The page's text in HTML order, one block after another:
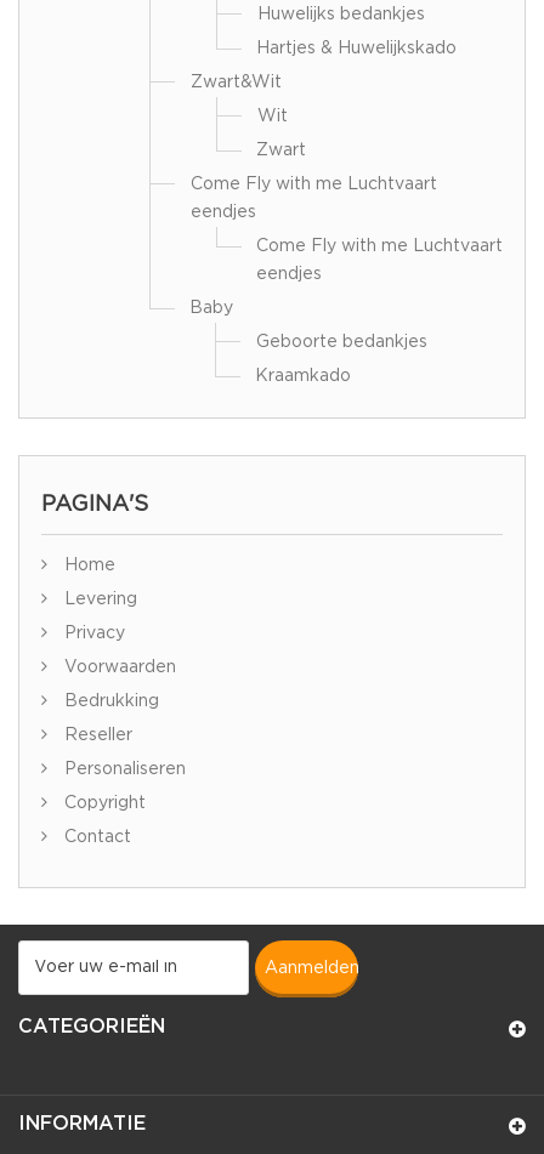
Huwelijks bedankjes
Hartjes & Huwelijkskado
Zwart&Wit
Wit
Zwart
Come Fly with me Luchtvaart
eendjes
Come Fly with me Luchtvaart
eendjes
Baby
Geboorte bedankjes
Kraamkado
PAGINA'S
Home
Levering
Privacy
Voorwaarden
Bedrukking
Reseller
Personaliseren
Copyright
Contact
aanmelden
CATEGORIEËN
INFORMATIE